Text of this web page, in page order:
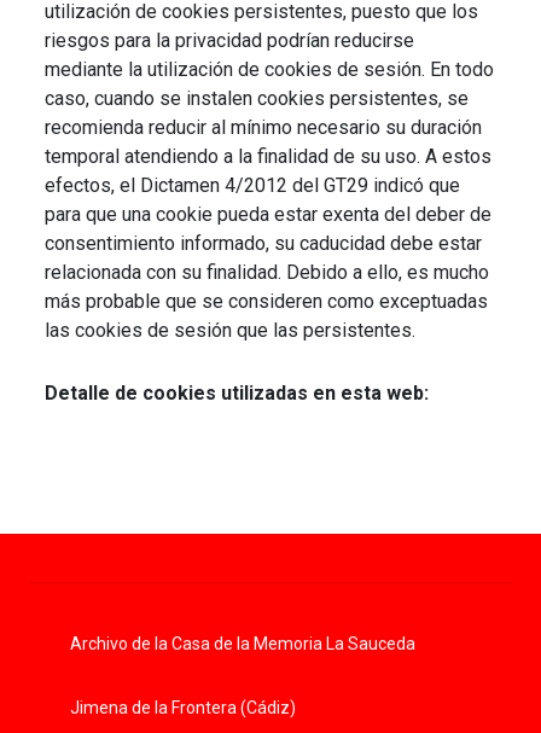
utilización de cookies persistentes, puesto que los
riesgos para la privacidad podrían reducirse
mediante la utilización de cookies de sesión. En todo
caso, cuando se instalen cookies persistentes, se
recomienda reducir al mínimo necesario su duración
temporal atendiendo a la finalidad de su uso. A estos
efectos, el Dictamen 4/2012 del GT29 indicó que
para que una cookie pueda estar exenta del deber de
consentimiento informado, su caducidad debe estar
relacionada con su finalidad. Debido a ello, es mucho
más probable que se consideren como exceptuadas
las cookies de sesión que las persistentes.
Detalle de cookies utilizadas en esta web:
Archivo de la Casa de la Memoria La Sauceda
Jimena de la Frontera (Cádiz)